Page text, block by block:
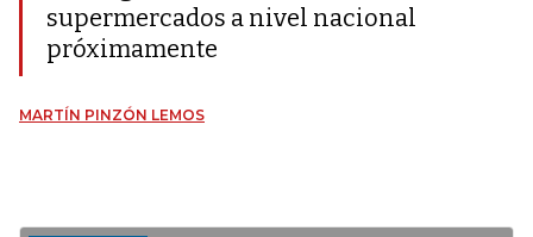
supermercados a nivel nacional
próximamente
MARTÍN PINZÓN LEMOS